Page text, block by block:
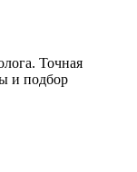
Точная
и подбор